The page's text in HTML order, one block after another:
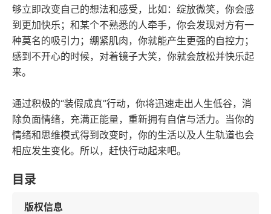
够立即改变自己的想法和感受，比如：绽放微笑，你会感
到更加快乐；和某个不熟悉的人牵手，你会发现对方有一
种莫名的吸引力；绷紧肌肉，你就能产生更强的自控力；
感到不开心的时候，对着镜子大笑，你就会放松并快乐起
来。
通过积极的“装假成真”行动，你将迅速走出人生低谷，消
除负面情绪，充满正能量，重新拥有自信与活力。当你的
情绪和思维模式得到改变时，你的生活以及人生轨道也会
相应发生变化。所以，赶快行动起来吧。
目录
版权信息